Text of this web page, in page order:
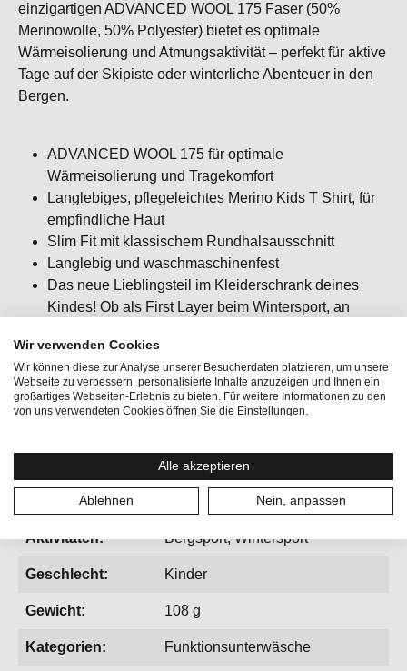
einzigartigen ADVANCED WOOL 175 Faser (50%
Merinowolle, 50% Polyester) bietet es optimale
Wärmeisolierung und Atmungsaktivität – perfekt für aktive
Tage auf der Skipiste oder winterliche Abenteuer in den
Bergen.
ADVANCED WOOL 175 für optimale
Wärmeisolierung und Tragekomfort
Langlebiges, pflegeleichtes Merino Kids T Shirt, für
empfindliche Haut
Slim Fit mit klassischem Rundhalsausschnitt
Langlebig und waschmaschinenfest
Das neue Lieblingsteil im Kleiderschrank deines
Kindes! Ob als First Layer beim Wintersport, an
ausziehen fällt schwer.
Passform: slim fit / körpernah / figurbetont
Aktionen:
Aktivitäten: Bergsport, Wintersport
Geschlecht: Kinder
Gewicht: 108 g
Kategorien: Funktionsunterwäsche
Wir verwenden Cookies
Wir können diese zur Analyse unserer Besucherdaten platzieren, um unsere
Webseite zu verbessern, personalisierte Inhalte anzuzeigen und Ihnen ein
großartiges Webseiten-Erlebnis zu bieten. Für weitere Informationen zu den
von uns verwendeten Cookies öffnen Sie die Einstellungen.
Alle akzeptieren
Ablehnen Nein, anpassen